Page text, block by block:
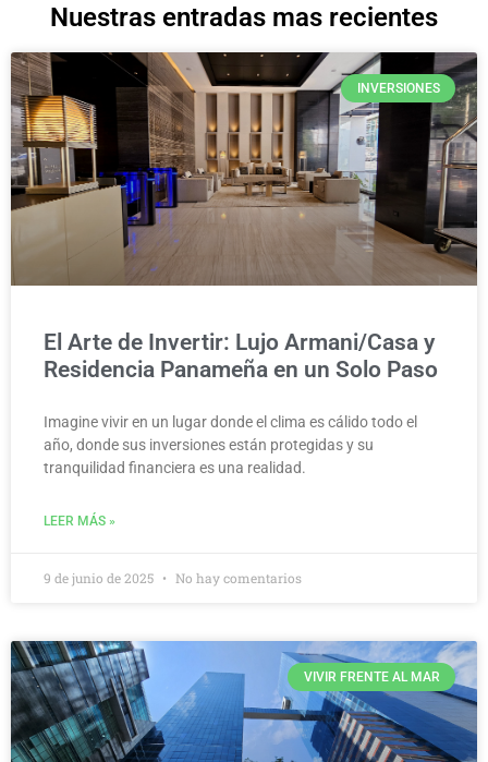
Nuestras entradas mas recientes
INVERSIONES
El Arte de Invertir: Lujo Armani/Casa y
Residencia Panameña en un Solo Paso
Imagine vivir en un lugar donde el clima es cálido todo el
año, donde sus inversiones están protegidas y su
tranquilidad financiera es una realidad.
LEER MÁS »
9 de junio de 2025 No hay comentarios
VIVIR FRENTE AL MAR